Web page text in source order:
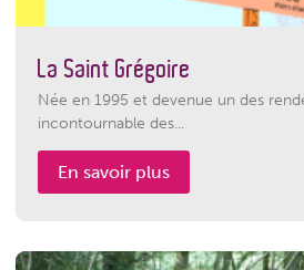
La Saint Grégoire
Née en 1995 et devenue un des
incontournable des...
En savoir plus